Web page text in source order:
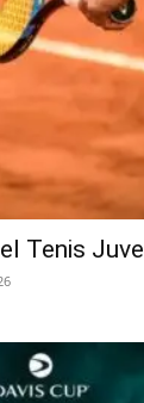
Tenis